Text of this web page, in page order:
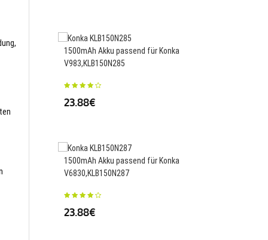
1500mAh Akku passend für Konka
V983,KLB150N285
23.88€
1500mAh Akku passend für Konka
V6830,KLB150N287
23.88€